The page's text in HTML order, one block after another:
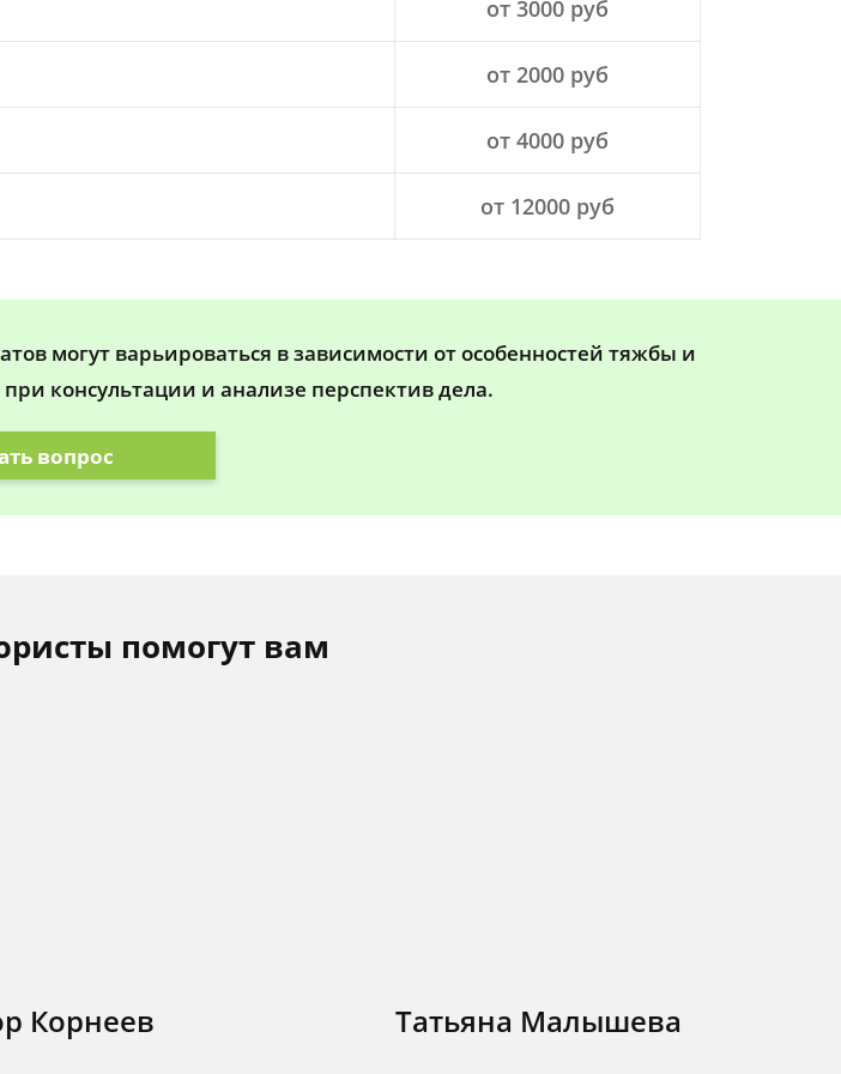
от 3000 руб
от 2000 руб
от 4000 руб
от 12000 руб
могут варьироваться в зависимости от особенностей тяжбы и
консультации и анализе перспектив дела.
вопрос
помогут вам
Корнеев Татьяна Малышева